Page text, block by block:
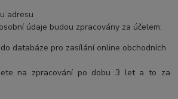
adresu
údaje budou zpracovány za účelem:
databáze pro zasílání online obchodních
na zpracování po dobu 3 let a to za